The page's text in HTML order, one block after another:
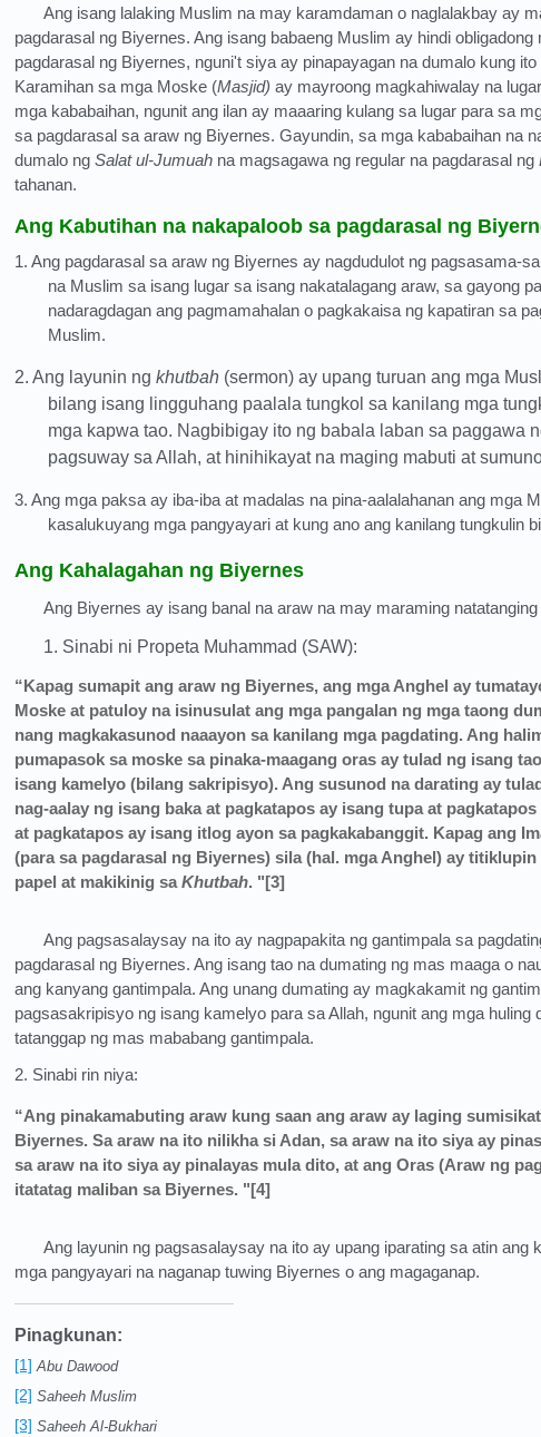
Ang isang lalaking Muslim na may karamdaman o naglalakbay ay
pagdarasal ng Biyernes. Ang isang babaeng Muslim ay hindi obligadong
pagdarasal ng Biyernes, nguni't siya ay pinapayagan na dumalo kung
Karamihan sa mga Moske (Masjid) ay mayroong magkahiwalay na
mga kababaihan, ngunit ang ilan ay maaaring kulang sa lugar para sa
sa pagdarasal sa araw ng Biyernes. Gayundin, sa mga kababaihan na
dumalo ng Salat ul-Jumuah na magsagawa ng regular na pagdarasal ng
tahanan.
Ang Kabutihan na nakapaloob sa pagdarasal ng
1. Ang pagdarasal sa araw ng Biyernes ay nagdudulot ng pagsasama-
na Muslim sa isang lugar sa isang nakatalagang araw, sa gayong
nadaragdagan ang pagmamahalan o pagkakaisa ng kapatiran sa
Muslim.
2. Ang layunin ng khutbah (sermon) ay upang turuan ang mga
bilang isang lingguhang paalala tungkol sa kanilang mga
mga kapwa tao. Nagbibigay ito ng babala laban sa paggawa
pagsuway sa Allah, at hinihikayat na maging mabuti at
3. Ang mga paksa ay iba-iba at madalas na pina-aalalahanan ang mga
kasalukuyang mga pangyayari at kung ano ang kanilang tungkulin
Ang Kahalagahan ng Biyernes
Ang Biyernes ay isang banal na araw na may maraming
1. Sinabi ni Propeta Muhammad (SAW):
“Kapag sumapit ang araw ng Biyernes, ang mga Anghel ay
Moske at patuloy na isinusulat ang mga pangalan ng mga taong
nang magkakasunod naaayon sa kanilang mga pagdating. Ang
pumapasok sa moske sa pinaka-maagang oras ay tulad ng isang
isang kamelyo (bilang sakripisyo). Ang susunod na darating ay
nag-aalay ng isang baka at pagkatapos ay isang tupa at
at pagkatapos ay isang itlog ayon sa pagkakabanggit. Kapag ang
(para sa pagdarasal ng Biyernes) sila (hal. mga Anghel) ay
papel at makikinig sa Khutbah. "[3]
Ang pagsasalaysay na ito ay nagpapakita ng gantimpala sa
pagdarasal ng Biyernes. Ang isang tao na dumating ng mas maaga o
ang kanyang gantimpala. Ang unang dumating ay magkakamit ng
pagsasakripisyo ng isang kamelyo para sa Allah, ngunit ang mga huling
tatanggap ng mas mababang gantimpala.
2. Sinabi rin niya:
“Ang pinakamabuting araw kung saan ang araw ay laging
Biyernes. Sa araw na ito nilikha si Adan, sa araw na ito siya ay
sa araw na ito siya ay pinalayas mula dito, at ang Oras (Araw ng
itatatag maliban sa Biyernes. "[4]
Ang layunin ng pagsasalaysay na ito ay upang iparating sa atin ang
mga pangyayari na naganap tuwing Biyernes o ang magaganap.
Pinagkunan:
[1] Abu Dawood
[2] Saheeh Muslim
[3] Saheeh Al-Bukhari